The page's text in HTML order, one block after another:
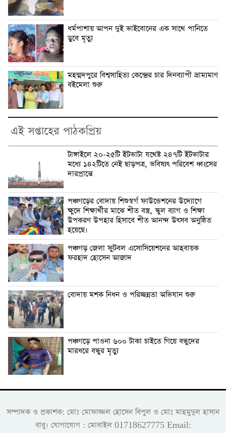
ধর্মপাশায় আপন দুই ভাইবোনের এক সাথে পানিতে
ডুবে মৃত্যু
মহম্মদপুরে বিশ্বসাহিত্য কেন্দ্রের চার দিনব্যাপী ভ্রাম্যমাণ
বইমেলা শুরু
এই সপ্তাহের পাঠকপ্রিয়
টাঙ্গাইলে ২০-২৫টি ইটভাটা যথেষ্ট ২৪৭টি ইটভাটার
মধ্যে ১৪২টিতে নেই ছাড়পত্র, ভবিষ্যৎ পরিবেশ ধ্বংসের
দারপ্রান্তে
পঞ্চগড়ের বোদায় শিশুস্বর্গ ফাউন্ডেশনের উদ্যোগে
ক্ষুদে শিক্ষার্থীর মাঝে শীত বস্ত্র, স্কুল ব্যাগ ও শিক্ষা
উপকরণ উপহার হিসাবে শীত আনন্দ উৎসব অনুষ্ঠিত
হয়েছে।
পঞ্চগড় জেলা ফুটবল এসোসিয়েশনের আহবায়ক
ফরহাদ হোসেন আজাদ
বোদায় মশক নিধন ও পরিচ্ছন্নতা অভিযান শুরু
পঞ্চগড়ে পাওনা ৬০০ টাকা চাইতে গিয়ে বন্ধুদের
মারধরে বন্ধুর মৃত্যু
সম্পাদক ও প্রকাশক: মোঃ মোফাজ্জল হোসেন বিপুল ও মোঃ মাহমুদুল হাসান
বাবু। যোগাযোগ : মোবাইল 01718627775 Email: